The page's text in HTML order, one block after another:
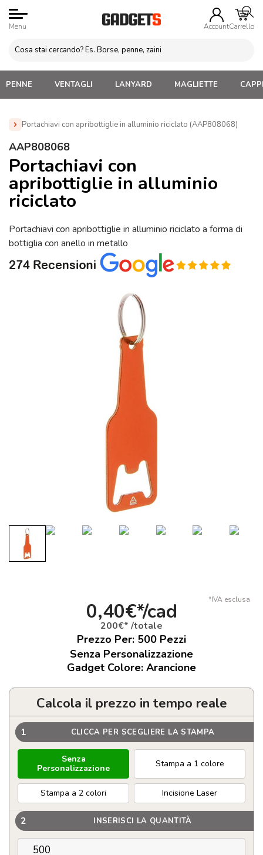
Menu AccountCarrello
PENNE VENTAGLI LANYARD MAGLIETTE
Portachiavi con apribottiglie in alluminio riciclato (AAP808068)
Home » Portachiavi Personalizzati
alluminio riciclato (AAP808068)
AAP808068
Portachiavi con
apribottiglie in alluminio
riciclato
Portachiavi con apribottiglie in alluminio riciclato a forma di
bottiglia con anello in metallo
*IVA esclusa
0,40€*/cad
200€* /totale
Prezzo Per: 500 Pezzi
Senza Personalizzazione
Gadget Colore: Arancione
Calcola il prezzo in tempo reale
1 CLICCA PER SCEGLIERE LA STAMPA
Senza
Personalizzazione
Stampa a 1 colore
Stampa a 2 colori Incisione Laser
2 INSERISCI LA QUANTITÀ